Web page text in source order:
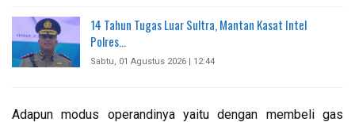
14 Tahun Tugas Luar Sultra, Mantan Kasat Intel
Polres…
Sabtu, 01 Agustus 2026 | 12:44
Adapun modus operandinya yaitu dengan membeli gas